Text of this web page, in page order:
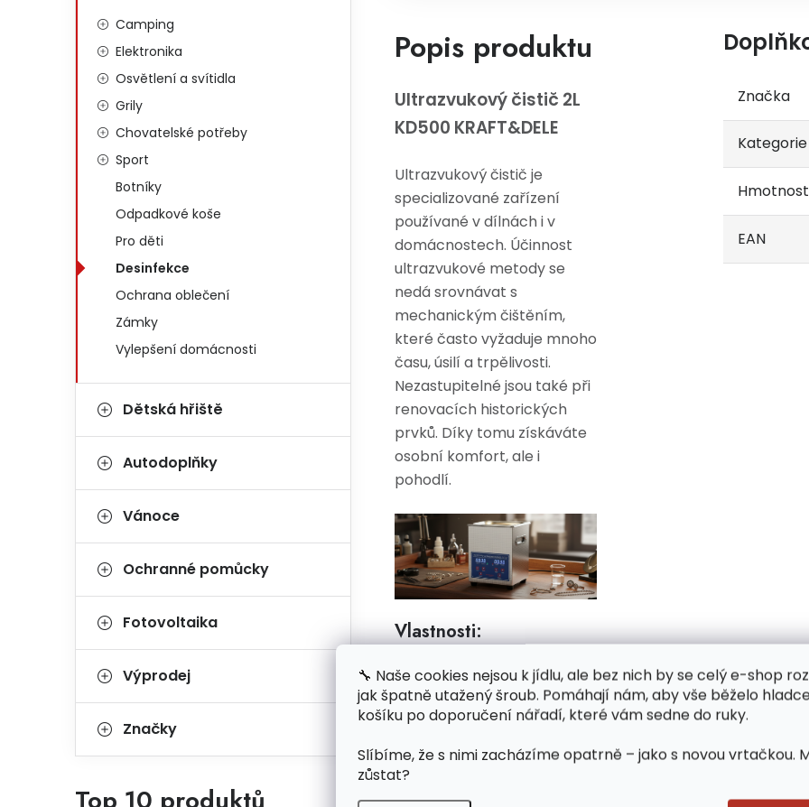
🔧 Naše cookies nejsou k jídlu, ale bez nich by se celý e-shop
jak špatně utažený šroub. Pomáhají nám, aby vše běželo
košíku po doporučení nářadí, které vám sedne do ruky.
Slíbíme, že s nimi zacházíme opatrně – jako s novou vrtačkou.
zůstat?
Camping
Elektronika
Osvětlení a svítidla
Grily
Chovatelské potřeby
Sport
Botníky
Odpadkové koše
Pro děti
Desinfekce
Ochrana oblečení
Zámky
Vylepšení domácnosti
Dětská hřiště
Autodoplňky
Vánoce
Ochranné pomůcky
Fotovoltaika
Výprodej
Značky
Popis produktu
Ultrazvukový čistič 2L
KD500 KRAFT&DELE
Ultrazvukový čistič je
specializované zařízení
používané v dílnách i v
domácnostech. Účinnost
ultrazvukové metody se
nedá srovnávat s
mechanickým čištěním,
které často vyžaduje mnoho
času, úsilí a trpělivosti.
Nezastupitelné jsou také při
renovacích historických
prvků. Díky tomu získáváte
osobní komfort, ale i
pohodlí.
Vlastnosti:
Účinně čistí, dezinfikuje a
odmašťuje
univerzální a univerzální
Značka
Kategorie
Hmotnost
EAN